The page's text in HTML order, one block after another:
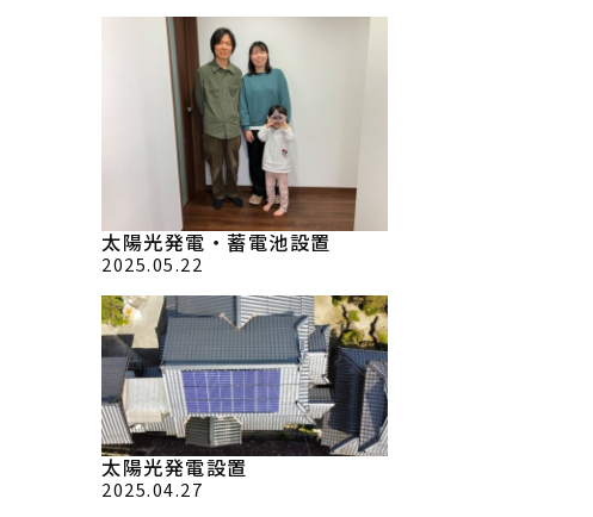
太陽光発電・蓄電池設置
2025.05.22
太陽光発電設置
2025.04.27